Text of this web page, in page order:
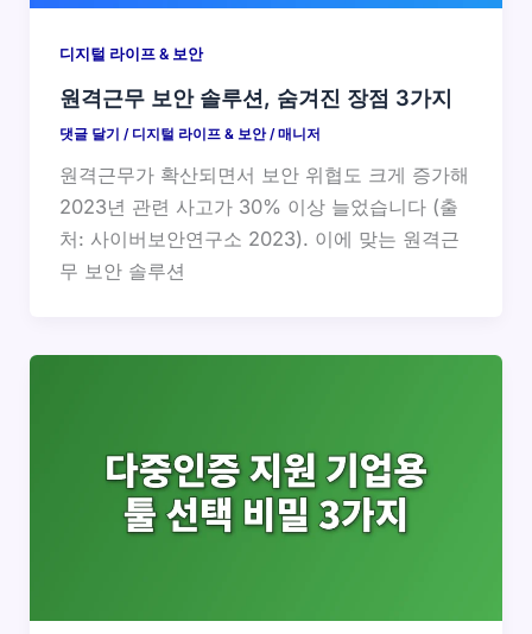
디지털 라이프 & 보안
원격근무 보안 솔루션, 숨겨진 장점 3가지
댓글 달기 / 디지털 라이프 & 보안/매니저
원격근무가 확산되면서 보안 위협도 크게 증가해
2023년 관련 사고가 30% 이상 늘었습니다 (출
처: 사이버보안연구소 2023). 이에 맞는 원격근
무 보안 솔루션